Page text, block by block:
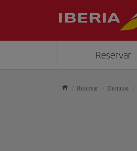
Reservar
Reservar Destinos